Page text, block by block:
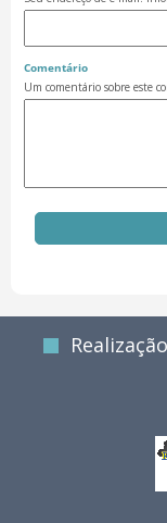
Comentário
Um comentário sobre este
Realização